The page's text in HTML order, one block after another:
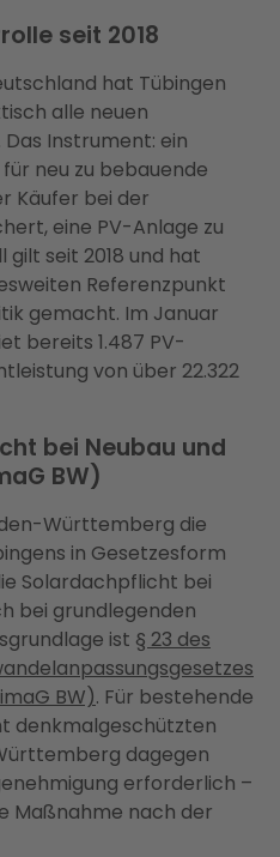
seit 2018
hat Tübingen
alle neuen
Instrument: ein
neu zu bebauende
Käufer bei der
eine PV-Anlage zu
gilt seit 2018 und hat
Referenzpunkt
gemacht. Im Januar
bereits 1.487 PV-
von über 22.322
bei Neubau und
BW)
Württemberg die
in Gesetzesform
Solardachpflicht bei
bei grundlegenden
ist § 23 des
BW). Für bestehende
denkmalgeschützten
dagegen
erforderlich –
Maßnahme nach der